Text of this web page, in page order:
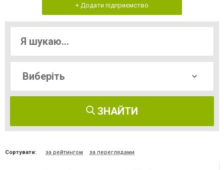
+ Додати підприємство
ЗНАЙТИ
Сортувати: за рейтингом за переглядами